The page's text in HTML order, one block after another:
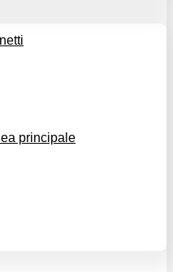
principale